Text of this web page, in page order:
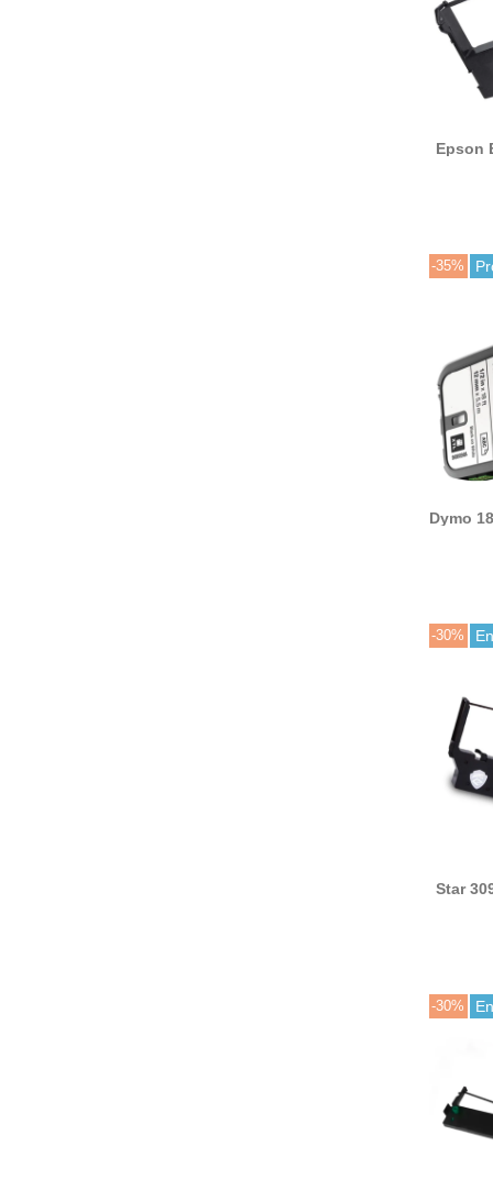
Epson
-35%
Dymo
cable
-30%
Star
-30%